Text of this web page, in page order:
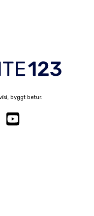
byggt betur.